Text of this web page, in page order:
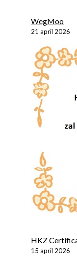
WegMoo
21 april 2026
HKZ
15 april 2026